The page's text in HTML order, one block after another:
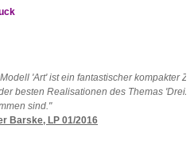
'Art' ist ein fantastischer kompakter
besten Realisationen des Themas
sind."
Barske, LP 01/2016